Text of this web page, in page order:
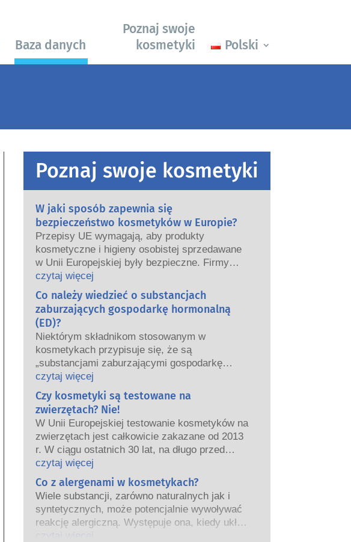
Baza danych
Poznaj swoje
kosmetyki
Polski
Poznaj swoje kosmetyki
W jaki sposób zapewnia się
bezpieczeństwo kosmetyków w Europie?
Przepisy UE wymagają, aby produkty
kosmetyczne i higieny osobistej sprzedawane
w Unii Europejskiej były bezpieczne. Firmy
oraz krajowe i europejskie organy regulacyjne
wspólnie ponoszą odpowiedzialność za
bezpieczeństwo produktów kosmetycznych.
czytaj więcej
Co należy wiedzieć o substancjach
zaburzających gospodarkę hormonalną
(ED)?
Niektórym składnikom stosowanym w
kosmetykach przypisuje się, że są
„substancjami zaburzającymi gospodarkę
hormonalną”, ponieważ mogą naśladować
niektóre właściwości naszych hormonów.
Tylko dlatego, że coś może naśladować
hormon, nie oznacza to, że zakłóci prawidłowe
funkcjonowanie układu hormonalnego.
Wiele substancji, w tym te naturalne, naśladuje
hormony. Bardzo niewiele substancji jednak, a
są to głównie leki o silnym działaniu, ma
potwierdzone działanie powodujące zaburzenia
układu hormonalnego.
Rygorystyczne oceny bezpieczeństwa
produktów przeprowadzane przez
wykwalifikowanych ekspertów naukowych, do
czytaj więcej
Czy kosmetyki są testowane na
zwierzętach? Nie!
W Unii Europejskiej testowanie kosmetyków na
zwierzętach jest całkowicie zakazane od 2013
r. W ciągu ostatnich 30 lat, na długo przed
wprowadzeniem zakazu, przemysł
kosmetyczny inwestował w badania i rozwój,
tak aby stworzyć pionierskie alternatywy dla
testowania na zwierzętach w celu oceny
bezpieczeństwa składników i produktów
kosmetycznych.
czytaj więcej
Co z alergenami w kosmetykach?
Wiele substancji, zarówno naturalnych jak i
syntetycznych, może potencjalnie wywoływać
reakcję alergiczną. Występuje ona, kiedy układ
odpornościowy danej osoby zareaguje na
czytaj więcej